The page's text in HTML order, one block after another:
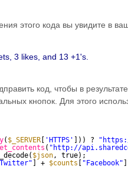
этого кода вы увидите в
3 likes, and 13 +1's.
код, чтобы в
кнопок. Для этого
( $_SERVER 'HTTPS' ])) ? "
( " http://
$json, true);
] + $counts "Facebook"